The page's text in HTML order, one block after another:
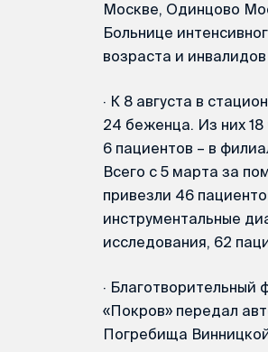
Москве, Одинцово
Больнице
возраста и
· К 8 августа в
24 беженца. Из них
6 пациентов – в
Всего с 5 марта за
привезли 46
инструментальные
исследования, 62
· Благотворительный
«Покров» передал
Погребища